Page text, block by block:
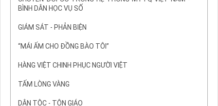
BÌNH DÂN HỌC VỤ SỐ
GIÁM SÁT - PHẢN BIỆN
“MÁI ẤM CHO ĐỒNG BÀO TÔI”
HÀNG VIỆT CHINH PHỤC NGƯỜI VIỆT
TẤM LÒNG VÀNG
DÂN TỘC - TÔN GIÁO